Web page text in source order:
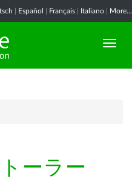
Español Français Italiano More...
ーラー